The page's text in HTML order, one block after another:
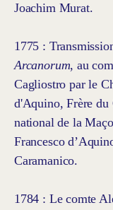
Joachim Murat.
1775 :
Arcanorum, au
Cagliostro par le
d'Aquino, Frère du
national de la
Francesco
Caramanico.
1784 : Le comte